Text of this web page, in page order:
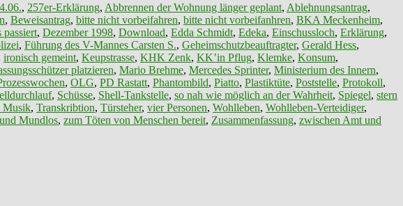
, 257er-Erklärung, Abbrennen der Wohnung länger geplant, Ablehnungsantrag,
, Beweisantrag, bitte nicht vorbeifahren, bitte nicht vorbeifanhren, BKA Meckenheim,
passiert, Dezember 1998, Download, Edda Schmidt, Edeka, Einschussloch, Erklärung,
, Führung des V-Mannes Carsten S., Geheimschutzbeauftragter, Gerald Hess,
ironisch gemeint, Keupstrasse, KHK Zenk, KK’in Pflug, Klemke, Konsum,
platzieren, Mario Brehme, Mercedes Sprinter, Ministerium des Innern,
, OLG, PD Rastatt, Phantombild, Piatto, Plastiktüte, Poststelle, Protokoll,
, Schüsse, Shell-Tankstelle, so nah wie möglich an der Wahrheit, Spiegel, stern
Musik, Transkribtion, Türsteher, vier Personen, Wohlleben, Wohlleben-Verteidiger,
Mundlos, zum Töten von Menschen bereit, Zusammenfassung, zwischen Amt und